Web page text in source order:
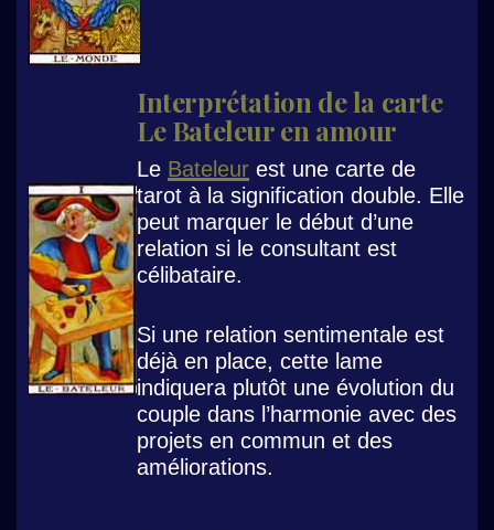
Interprétation de la carte
Le Bateleur en amour
Le Bateleur est une carte de
tarot à la signification double. Elle
peut marquer le début d’une
relation si le consultant est
célibataire.
Si une relation sentimentale est
déjà en place, cette lame
indiquera plutôt une évolution du
couple dans l’harmonie avec des
projets en commun et des
améliorations.